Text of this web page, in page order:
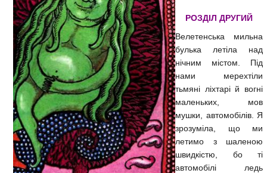
РОЗДІЛ ДРУГИЙ
Велетенська мильна
булька летіла над
нічним містом. Під
нами мерехтіли
тьмяні ліхтарі й вогні
маленьких, мов
мушки, автомобілів. Я
зрозуміла, що ми
летимо з шаленою
швидкістю, бо ті
автомобілі ледь